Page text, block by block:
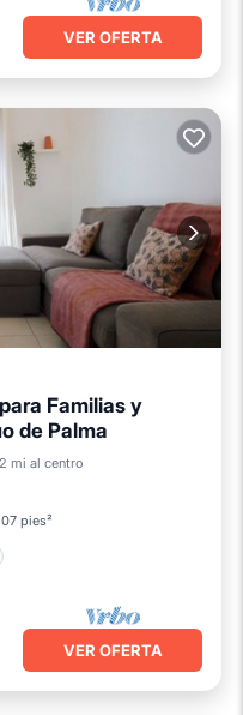
VER OFERTA
Familias y
de Palma
mi al centro
pies²
mar
Vistas
VER OFERTA